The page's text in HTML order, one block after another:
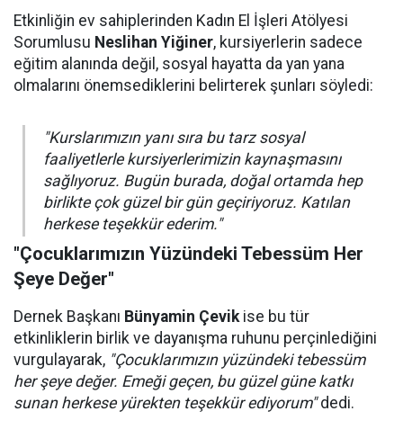
Etkinliğin ev sahiplerinden Kadın El İşleri Atölyesi
Sorumlusu Neslihan Yiğiner, kursiyerlerin sadece
eğitim alanında değil, sosyal hayatta da yan yana
olmalarını önemsediklerini belirterek şunları söyledi:
"Kurslarımızın yanı sıra bu tarz sosyal
faaliyetlerle kursiyerlerimizin kaynaşmasını
sağlıyoruz. Bugün burada, doğal ortamda hep
birlikte çok güzel bir gün geçiriyoruz. Katılan
herkese teşekkür ederim."
"Çocuklarımızın Yüzündeki Tebessüm Her
Şeye Değer"
Dernek Başkanı Bünyamin Çevikise bu tür
etkinliklerin birlik ve dayanışma ruhunu perçinlediğini
vurgulayarak, "Çocuklarımızın yüzündeki tebessüm
her şeye değer. Emeği geçen, bu güzel güne katkı
sunan herkese yürekten teşekkür ediyorum"dedi.